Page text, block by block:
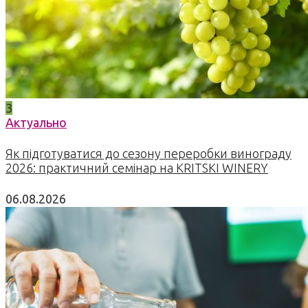
3
Актуально
Як підготуватися до сезону переробки винограду
2026: практичний семінар на KRITSKI WINERY
06.08.2026